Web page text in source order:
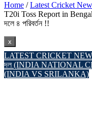
Home /Latest Cricket News
T20i Toss Report in Bengali:
দলে ৪ পরিবর্তন !!
x
POSTED
IN
LATEST CRICKET NEWS
দল (INDIA NATIONAL
(INDIA VS SRILANKA)